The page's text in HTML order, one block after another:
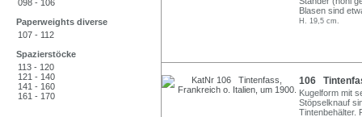
098 - 106
Paperweights diverse
107 - 112
Spazierstöcke
113 - 120
121 - 140
141 - 160
161 - 170
Blasen sind
H. 19,5 cm.
106
Kugelform mit
Stöpselknauf
Tintenbehälter.